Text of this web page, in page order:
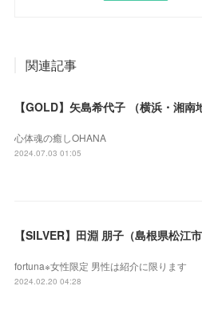
関連記事
心体魂の癒しOHANA
2024.07.03 01:05
fortuna※女性限定 男性は紹介に限ります
2024.02.20 04:28